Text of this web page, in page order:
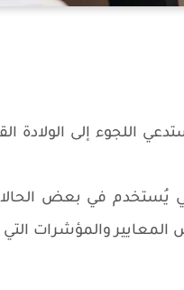
اللجوء إلى الولادة
يُستخدم في بعض
والمؤشرات التي